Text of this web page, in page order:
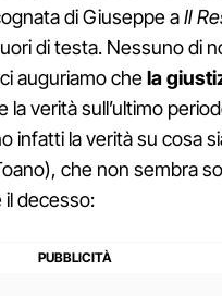
di Giuseppe aIl
di testa. Nessuno di
auguriamo chela
verità sull’ultimo
infatti la verità su cosa
che non sembra
il decesso: